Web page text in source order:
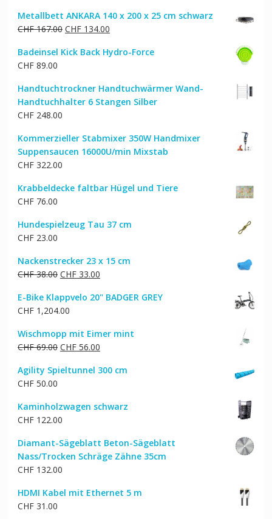
Metallbett ANKARA 140 x 200 x 25 cm schwarz
CHF167.00 Ursprünglicher
war:
CHF134.00Aktueller
ist:
Badeinsel Kick Back Hydro-Force
CHF89.00
Handtuchtrockner Handtuchwärmer Wand-
Handtuchhalter 6 Stangen Silber
CHF248.00
Kommerzieller Stabmixer 350W Handmixer
Suppensaucen 16000U/min Mixstab
CHF322.00
Krabbeldecke faltbar Hügel und Tiere
CHF76.00
Hundespielzeug Tau 37 cm
CHF23.00
Nackenstrecker 23 x 15 cm
CHF38.00 Ursprünglicher
war:
CHF 38.00
CHF33.00Aktueller
ist:
E-Bike Klappvelo 20" BADGER GREY
CHF1,204.00
Wischmopp mit Eimer mint
CHF69.00 Ursprünglicher
war:
CHF56.00Aktueller
ist:
Agility Spieltunnel 300 cm
CHF50.00
Kaminholzwagen schwarz
CHF122.00
Diamant-Sägeblatt Beton-Sägeblatt
Nass/Trocken Schräge Zähne 35cm
CHF132.00
HDMI Kabel mit Ethernet 5 m
CHF31.00